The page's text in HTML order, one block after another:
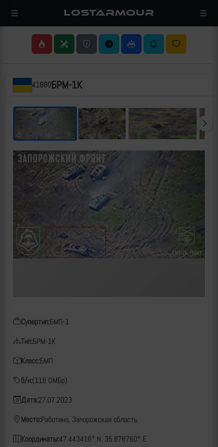
LOSTARMOUR
41880БРМ-1К
Супертип:БМП-1
Тип:БРМ-1К
Класс:БМП
б/н:(118 ОМБр)
Дата:27.07.2023
Место:Работино, Запорожская область
Координаты:47.443416° N, 35.878760° E